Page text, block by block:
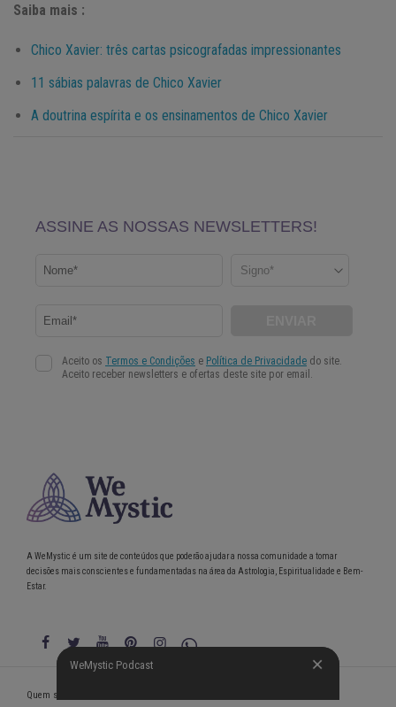
Saiba mais :
Chico Xavier: três cartas psicografadas impressionantes
11 sábias palavras de Chico Xavier
A doutrina espírita e os ensinamentos de Chico Xavier
WeMystic Podcast
A WeMystic é um site de conteúdos que poderão ajudar a nossa comunidade a tomar
decisões mais conscientes e fundamentadas na área da Astrologia, Espiritualidade e Bem-
Estar.
WeMystic Podcast
Quem somos